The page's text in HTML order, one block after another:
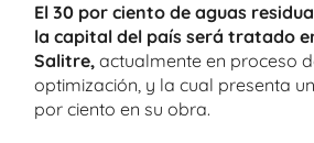
El 30 por ciento de aguas
la capital del país será tratado
Salitre, actualmente en proceso
optimización, y la cual presenta
por ciento en su obra.